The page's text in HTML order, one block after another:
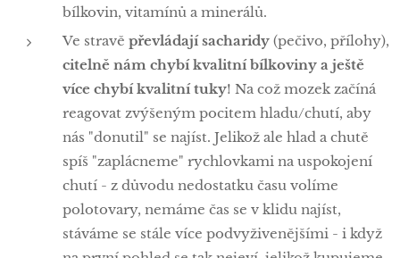
bílkovin, vitamínů a minerálů.
Ve stravě převládají sacharidy (pečivo, přílohy),
citelně nám chybí kvalitní bílkoviny a ještě
více chybí kvalitní tuky! Na což mozek začíná
reagovat zvýšeným pocitem hladu/chutí, aby
nás "donutil" se najíst. Jelikož ale hlad a chutě
spíš "zaplácneme" rychlovkami na uspokojení
chutí - z důvodu nedostatku času volíme
polotovary, nemáme čas se v klidu najíst,
stáváme se stále více podvyživenějšími - i když